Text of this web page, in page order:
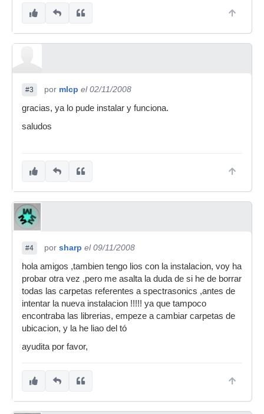
#3 por mlcp el 02/11/2008
gracias, ya lo pude instalar y funciona.
saludos
#4 por sharp el 09/11/2008
hola amigos ,tambien tengo lios con la instalacion, voy ha
probar otra vez ,pero me asalta la duda de si he de borrar
todas las carpetas referentes a spectrasonics ,antes de
intentar la nueva instalacion !!!!! ya que tampoco
encontraba las librerias, empeze a cambiar carpetas de
ubicacion, y la he liao del tó
ayudita por favor,